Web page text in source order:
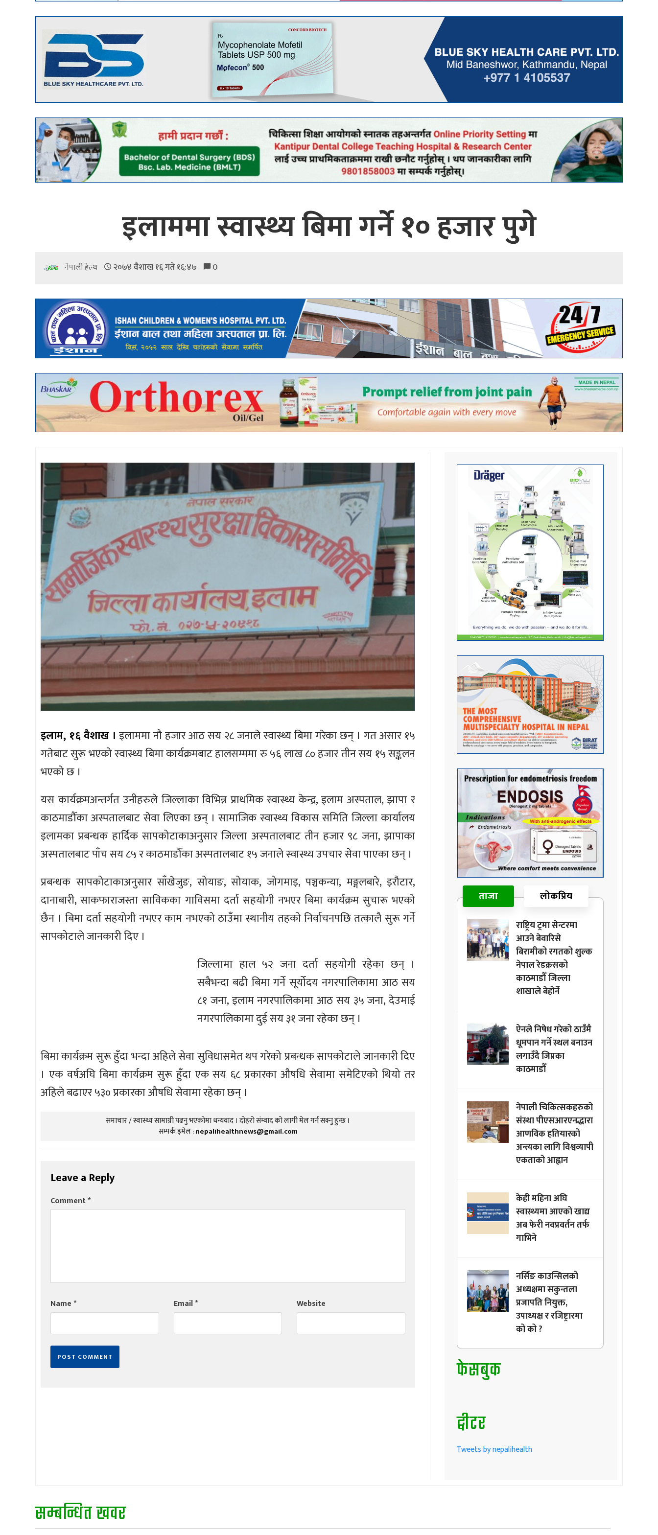
इलाममा स्वास्थ्य बिमा गर्ने १० हजार पुगे
नेपाली हेल्थ २०७४ वैशाख १६ गते १६:४७ 0
इलाम, १६ वैशाख । इलाममा नौ हजार आठ सय २८ जनाले स्वास्थ्य बिमा गरेका छन् । गत असार १५
गतेबाट सुरू भएको स्वास्थ्य बिमा कार्यक्रमबाट हालसम्ममा रु ५६ लाख ८० हजार तीन सय १५ सङ्कलन
भएको छ ।
यस कार्यक्रमअन्तर्गत उनीहरुले जिल्लाका विभिन्न प्राथमिक स्वास्थ्य केन्द्र, इलाम अस्पताल, झापा र
काठमाडौँका अस्पतालबाट सेवा लिएका छन् । सामाजिक स्वास्थ्य विकास समिति जिल्ला कार्यालय
इलामका प्रबन्धक हार्दिक सापकोटाकाअनुसार जिल्ला अस्पतालबाट तीन हजार ९८ जना, झापाका
अस्पतालबाट पाँच सय ८५ र काठमाडौँका अस्पतालबाट १५ जनाले स्वास्थ्य उपचार सेवा पाएका छन् ।
प्रबन्धक सापकोटाकाअनुसार साँखेजुङ, सोयाङ, सोयाक, जोगमाइ, पञ्चकन्या, मङ्गलबारे, इरौटार,
दानाबारी, साकफाराजस्ता साविकका गाविसमा दर्ता सहयोगी नभएर बिमा कार्यक्रम सुचारू भएको
छैन । बिमा दर्ता सहयोगी नभएर काम नभएको ठाउँमा स्थानीय तहको निर्वाचनपछि तत्कालै सुरू गर्ने
सापकोटाले जानकारी दिए ।
जिल्लामा हाल ५२ जना दर्ता सहयोगी रहेका छन् ।
सबैभन्दा बढी बिमा गर्ने सूर्योदय नगरपालिकामा आठ सय
८१ जना, इलाम नगरपालिकामा आठ सय ३५ जना, देउमाई
नगरपालिकामा दुई सय ३१ जना रहेका छन् ।
बिमा कार्यक्रम सुरू हुँदा भन्दा अहिले सेवा सुविधासमेत थप गरेको प्रबन्धक सापकोटाले जानकारी दिए
। एक वर्षअघि बिमा कार्यक्रम सुरू हुँदा एक सय ६८ प्रकारका औषधि सेवामा समेटिएको थियो तर
अहिले बढाएर ५३० प्रकारका औषधि सेवामा रहेका छन् ।
समाचार / स्वास्थ्य सामाग्री पढनु भएकोमा धन्यवाद । दोहरो संम्वाद को लागी मेल गर्न सक्नु हुन्छ ।
सम्पर्क इमेल :nepalihealthnews@gmail.com
Leave a Reply
Comment*
Name* Email* Website
ताजा लोकप्रिय
राष्ट्रिय ट्रमा सेन्टरमा
आउने बेवारिसे
बिरामीको रगतको शुल्क
नेपाल रेडक्रसको
काठमाडौँ जिल्ला
शाखाले बेहोर्ने
ऐनले निषेध गरेको ठाउँमै
धूमपान गर्ने स्थल बनाउन
लगाउँदै जिप्रका
काठमाडौँ
नेपाली चिकित्सकहरुको
संस्था पीएसआरएनद्धारा
आणविक हतियारको
अन्त्यका लागि विश्वव्यापी
एकताको आह्वान
केही महिना अघि
स्वास्थ्यमा आएको खाद्य
अब फेरी नवप्रवर्तन तर्फ
गाभिने
नर्सिङ काउन्सिलको
अध्यक्षमा सकुन्तला
प्रजापति नियुक्त,
उपाध्यक्ष र रजिष्ट्रारमा
को को ?
फेसबुक
ट्वीटर
Tweets by nepalihealth
सम्बन्धित खवर